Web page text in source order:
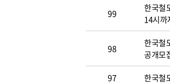
99
한국철
14시까
98
한국철
공개모
97 한국철